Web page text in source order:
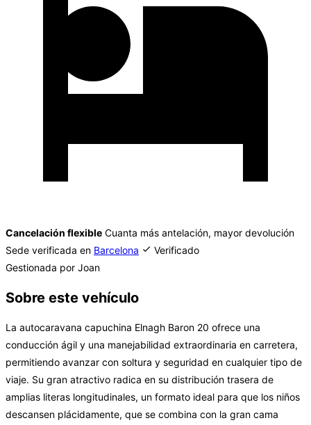
Cancelación flexible Cuanta más antelación, mayor devolución
Sede verificada en Barcelona
Verificado
Gestionada por Joan
Sobre este vehículo
La autocaravana capuchina Elnagh Baron 20 ofrece una
conducción ágil y una manejabilidad extraordinaria en carretera,
permitiendo avanzar con soltura y seguridad en cualquier tipo de
viaje. Su gran atractivo radica en su distribución trasera de
amplias literas longitudinales, un formato ideal para que los niños
descansen plácidamente, que se combina con la gran cama